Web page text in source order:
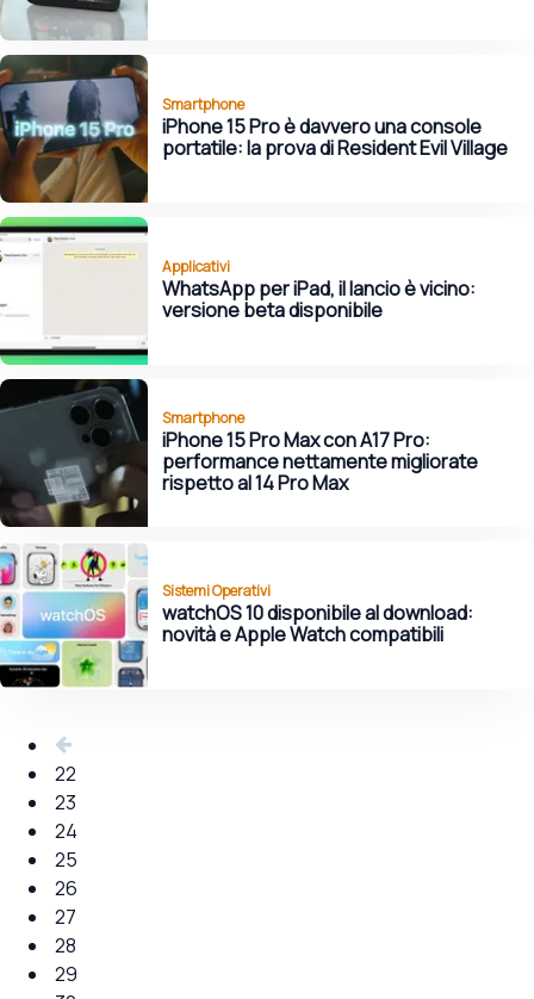
Smartphone
iPhone 15 Pro è davvero una console
portatile: la prova di Resident Evil Village
Applicativi
WhatsApp per iPad, il lancio è vicino:
versione beta disponibile
Smartphone
iPhone 15 Pro Max con A17 Pro:
performance nettamente migliorate
rispetto al 14 Pro Max
Sistemi Operativi
watchOS 10 disponibile al download:
novità e Apple Watch compatibili
22
23
24
25
26
27
28
29